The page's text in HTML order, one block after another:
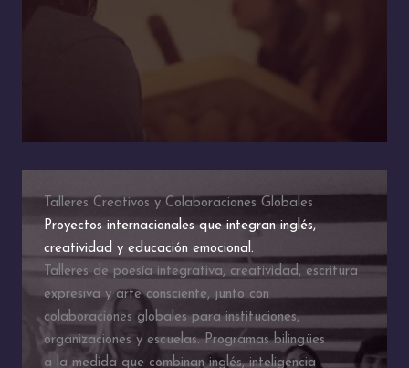
Talleres Creativos y Colaboraciones Globales
Proyectos internacionales que integran inglés,
creatividad y educación emocional.
Talleres de poesía integrativa, creatividad, escritura
expresiva y arte consciente, junto con
colaboraciones globales para instituciones,
organizaciones y escuelas. Programas bilingües
a la medida que combinan inglés, inteligencia